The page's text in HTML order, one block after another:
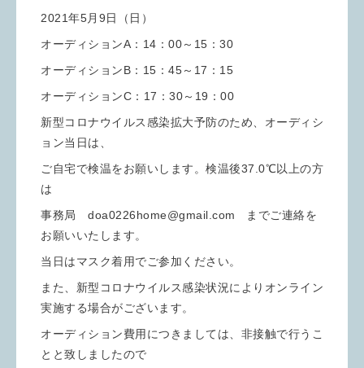
2021年5月9日（日）
オーディションA：14：00～15：30
オーディションB：15：45～17：15
オーディションC：17：30～19：00
新型コロナウイルス感染拡大予防のため、オーディシ
ョン当日は、
ご自宅で検温をお願いします。検温後37.0℃以上の方
は
事務局 doa0226home@gmail.com までご連絡を
お願いいたします。
当日はマスク着用でご参加ください。
また、新型コロナウイルス感染状況によりオンライン
実施する場合がございます。
オーディション費用につきましては、非接触で行うこ
とと致しましたので